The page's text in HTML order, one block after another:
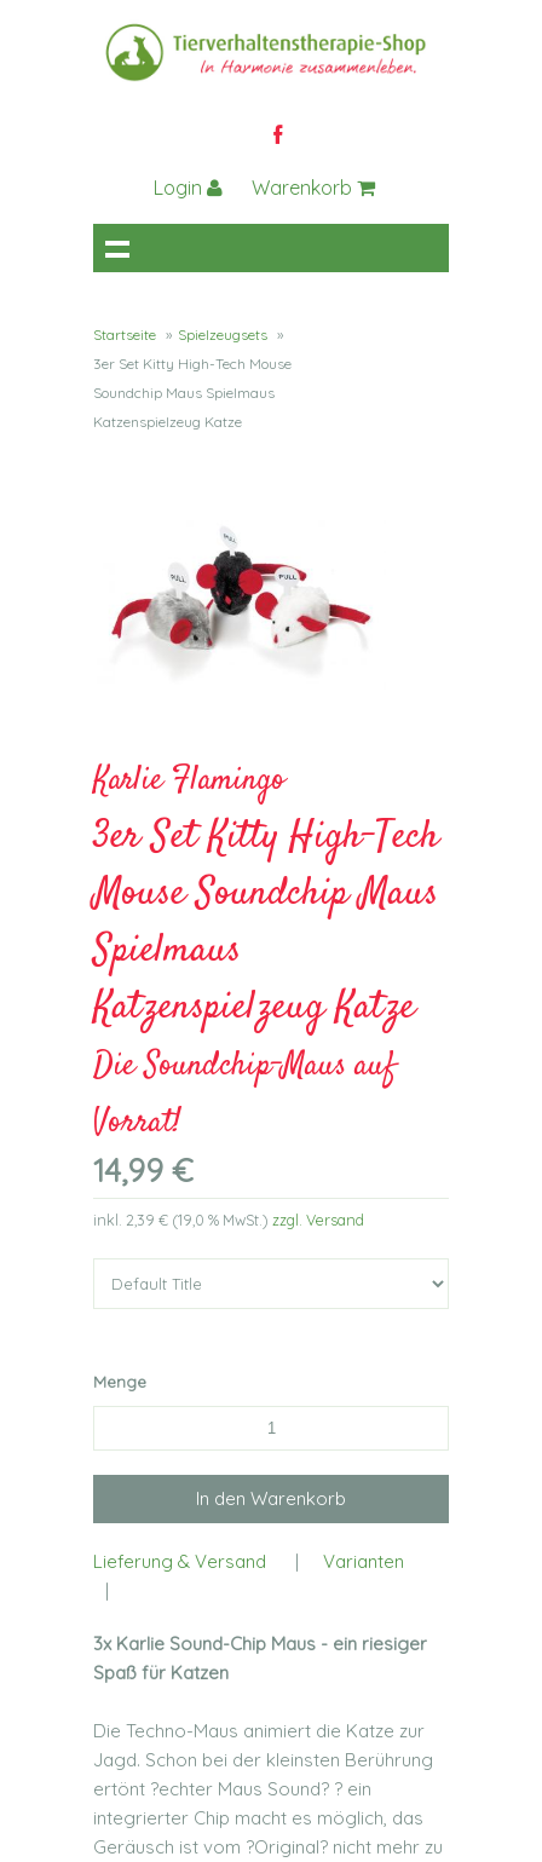
Login Warenkorb
Startseite » Spielzeugsets »
3er Set Kitty High-Tech Mouse
Soundchip Maus Spielmaus
Katzenspielzeug Katze
Karlie Flamingo
3er Set Kitty High-Tech
Mouse Soundchip Maus
Spielmaus
Katzenspielzeug Katze
Die Soundchip-Maus auf
Vorrat!
14,99 €
inkl. 2,39 € (19,0 % MwSt.) zzgl. Versand
Menge
Lieferung & Versand |
Varianten
|
3x Karlie Sound-Chip Maus - ein riesiger
Spaß für Katzen
Die Techno-Maus animiert die Katze zur
Jagd. Schon bei der kleinsten Berührung
ertönt ?echter Maus Sound? ? ein
integrierter Chip macht es möglich, das
Geräusch ist vom ?Original? nicht mehr zu